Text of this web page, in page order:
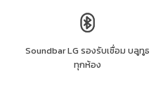
Soundbar LG รองรับเชื่อม บลูทูธ
ทุกห้อง